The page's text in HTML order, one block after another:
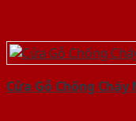
Cửa Gỗ Chống Cháy